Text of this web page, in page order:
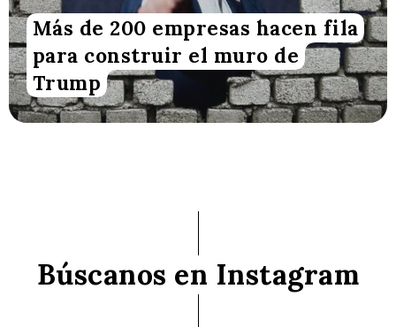
Más de 200 empresas hacen fila
para construir el muro de
Trump
Búscanos en Instagram